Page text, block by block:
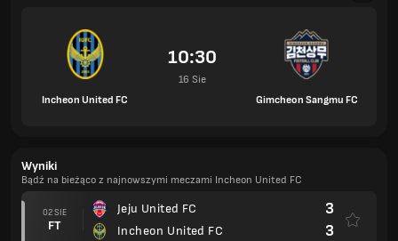
Incheon United FC
10:30
16 Sie
Gimcheon Sangmu FC
Wyniki
Bądź na bieżąco z najnowszymi meczami Incheon United FC
02 SIE
FT
Jeju United FC
Incheon United FC
3
3